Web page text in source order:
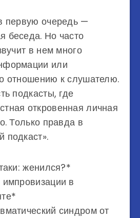
первую очередь —
беседа. Но часто
в нем много
или
отношению к слушателю.
подкасты, где
откровенная личная
Только правда в
подкаст».
женился?*
в
синдром от